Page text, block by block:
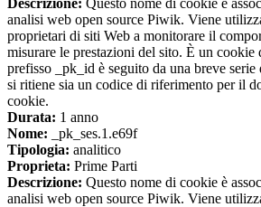
Descrizione: Questo nome di cookie è
analisi web open source Piwik. Viene
proprietari di siti Web a monitorare il
misurare le prestazioni del sito. È un
prefisso _pk_id è seguito da una breve
si ritiene sia un codice di riferimento per il
cookie.
Durata: 1 anno
Nome: _pk_ses.1.e69f
Tipologia: analitico
Proprieta: Prime Parti
Descrizione: Questo nome di cookie è
analisi web open source Piwik. Viene